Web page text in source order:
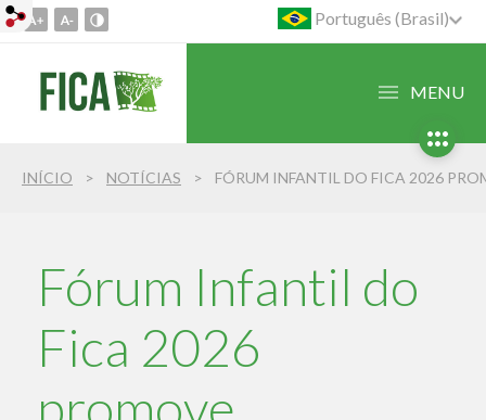
Ir
conteúdo
para
para
busca
Português (Brasil)
MENU
INÍCIO NOTÍCIAS
Fórum Infantil do
Fica 2026
promove